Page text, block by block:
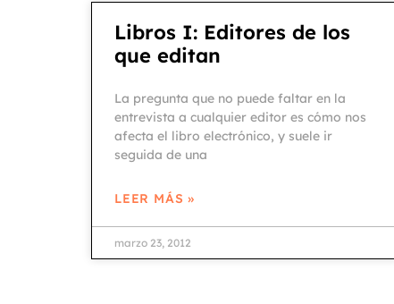
Libros I: Editores de los
que editan
La pregunta que no puede faltar en la
entrevista a cualquier editor es cómo nos
afecta el libro electrónico, y suele ir
seguida de una
LEER MÁS »
marzo 23, 2012